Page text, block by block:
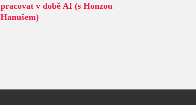
pracovat v době AI (s Honzou
Hanušem)